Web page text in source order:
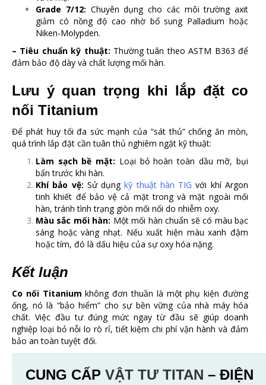
Grade 7/12: Chuyên dụng cho các môi trường axit
giảm có nồng độ cao nhờ bổ sung Palladium hoặc
Niken-Molypden.
– Tiêu chuẩn kỹ thuật: Thường tuân theo ASTM B363 để
đảm bảo độ dày và chất lượng mối hàn.
Lưu ý quan trọng khi lắp đặt co
nối Titanium
Để phát huy tối đa sức mạnh của “sát thủ” chống ăn mòn,
quá trình lắp đặt cần tuân thủ nghiêm ngặt kỹ thuật:
Làm sạch bề mặt: Loại bỏ hoàn toàn dầu mỡ, bụi
bẩn trước khi hàn.
Khí bảo vệ: Sử dụngkỹ thuật hàn TIG với khí Argon
tinh khiết để bảo vệ cả mặt trong và mặt ngoài mối
hàn, tránh tình trạng giòn mối nối do nhiễm oxy.
Màu sắc mối hàn: Một mối hàn chuẩn sẽ có màu bạc
sáng hoặc vàng nhạt. Nếu xuất hiện màu xanh đậm
hoặc tím, đó là dấu hiệu của sự oxy hóa nặng.
Kết luận
Co nối Titanium không đơn thuần là một phụ kiện đường
ống, nó là “bảo hiểm” cho sự bền vững của nhà máy hóa
chất. Việc đầu tư đúng mức ngay từ đầu sẽ giúp doanh
nghiệp loại bỏ nỗi lo rò rỉ, tiết kiệm chi phí vận hành và đảm
bảo an toàn tuyệt đối.
CUNG CẤP VẬT TƯ TITAN – ĐIỆN